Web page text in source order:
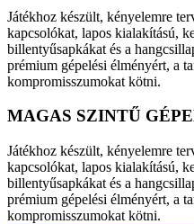
Játékhoz készült, kényelemre
kapcsolókat, lapos kialakítású,
billentyűsapkákat és a
prémium gépelési élményért, a
kompromisszumokat kötni.
MAGAS SZINTŰ
Játékhoz készült, kényelemre
kapcsolókat, lapos kialakítású,
billentyűsapkákat és a
prémium gépelési élményért, a
kompromisszumokat kötni.